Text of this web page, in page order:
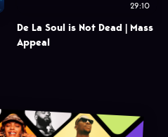
29:10
De La Soul is Not Dead | Mass
Appeal